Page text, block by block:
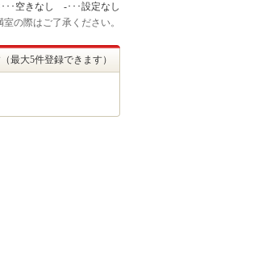
･･空きなし -･･･設定なし
の際はご了承ください。
最大5件登録できます）